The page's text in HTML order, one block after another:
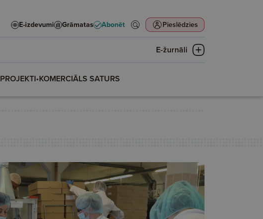
E-izdevumi Grāmatas Abonēt Pieslēdzies
E-žurnāli
PROJEKTI•KOMERCIĀLS SATURS